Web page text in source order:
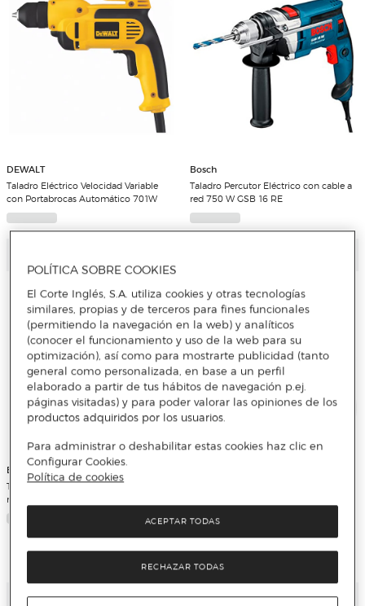
DEWALT
Taladro Eléctrico Velocidad Variable
con Portabrocas Automático 701W
Bosch
Taladro Percutor Eléctrico con cable a
red 750 W GSB 16 RE
Bosch
Taladro Percutor Eléctrico con cable a
red 600 W Easy Impact 600 + Maletín
Añadir
red Universal Impact 730 W con
Maletín
Añadir
POLÍTICA SOBRE COOKIES
El Corte Inglés, S.A. utiliza cookies y otras tecnologías
similares, propias y de terceros para fines funcionales
(permitiendo la navegación en la web) y analíticos
(conocer el funcionamiento y uso de la web para su
optimización), así como para mostrarte publicidad (tanto
general como personalizada, en base a un perfil
elaborado a partir de tus hábitos de navegación p.ej.
páginas visitadas) y para poder valorar las opiniones de los
productos adquiridos por los usuarios.
Para administrar o deshabilitar estas cookies haz clic en
Configurar Cookies.
Política de cookies
RECHAZAR TODAS
ACEPTAR TODAS